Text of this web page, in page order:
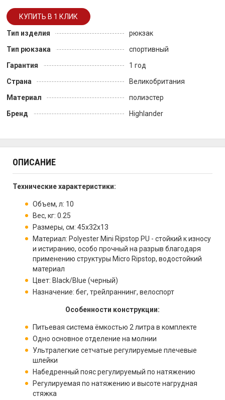
Тип изделия
рюкзак
Тип рюкзака
спортивный
Гарантия
1 год
Страна
Великобритания
Материал
полиэстер
Бренд
Highlander
ОПИСАНИЕ
Технические характеристики:
Объем, л: 10
Вес, кг: 0.25
Размеры, см: 45х32х13
Материал: Polyester Mini Ripstop PU - стойкий к износу
и истиранию, особо прочный на разрыв благодаря
применению структуры Micro Ripstop, водостойкий
материал
Цвет: Black/Blue (черный)
Назначение: бег, трейлраннинг, велоспорт
Особенности конструкции:
Питьевая система ёмкостью 2 литра в комплекте
Одно основное отделение на молнии
Ультралегкие сетчатые регулируемые плечевые
шлейки
Набедренный пояс регулируемый по натяжению
Регулируемая по натяжению и высоте нагрудная
стяжка